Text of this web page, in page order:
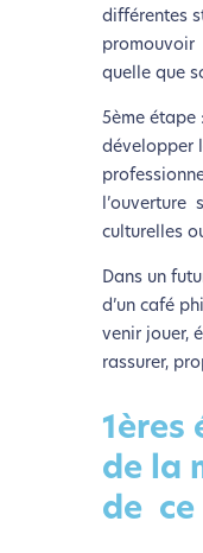
Nous avons
d’une
les besoins
navigation, vous
Eco. Celui-ci
Merci
Activer
différentes
promouvoir
quelle que
5ème étape
développer
l’ouverture
culturelles
Dans un
d’un café
venir jouer,
rassurer,
1ères
de la
de ce